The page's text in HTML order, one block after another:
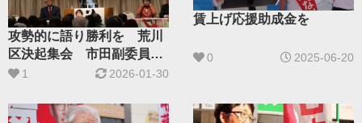
攻勢的に語り勝利を 荒川
区決起集会 市田副委員長
が報告
1 2026-01-30
賃上げ応援助成金を
0 2025-06-20